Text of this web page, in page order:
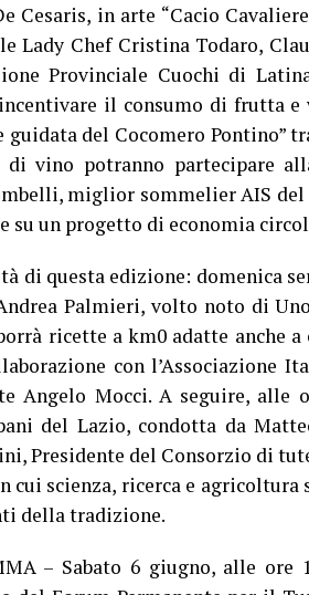
Cesaris, in arte “Cacio
Lady Chef Cristina Todaro,
Provinciale Cuochi di
il consumo di frutta e
guidata del Cocomero Pontino”
di vino potranno partecipare
miglior sommelier AIS del
un progetto di economia
di questa edizione: domenica
Palmieri, volto noto di
ricette a km0 adatte anche
con l’Associazione
Angelo Mocci. A seguire, alle
del Lazio, condotta da
Presidente del Consorzio di
cui scienza, ricerca e
della tradizione.
– Sabato 6 giugno, alle